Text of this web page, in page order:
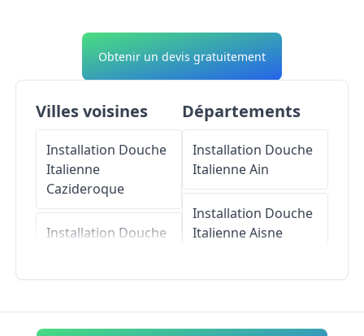
Obtenir un devis gratuitement
Villes voisines
Installation Douche
Italienne
Cazideroque
Installation Douche
Installation Douche
Départements
Installation Douche
ItalienneAin
Installation Douche
ItalienneAisne
Installation Douche